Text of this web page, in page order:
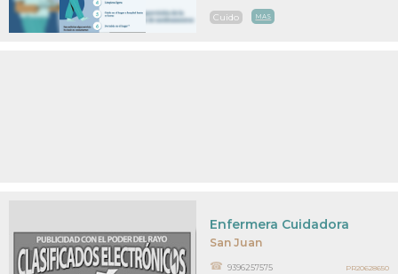
Cuido MAS
San Juan
Enfermera Cuidadora
9396257575 PR20628650